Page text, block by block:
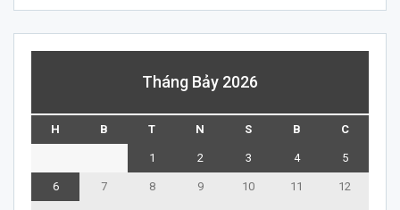
Tháng Bảy 2026
H B T N S B C
1 2 3 4 5
6 7 8 9 10 11 12